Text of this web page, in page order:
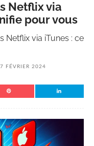
Netflix via
pour vous
Netflix via iTunes : ce
FÉVRIER 2024